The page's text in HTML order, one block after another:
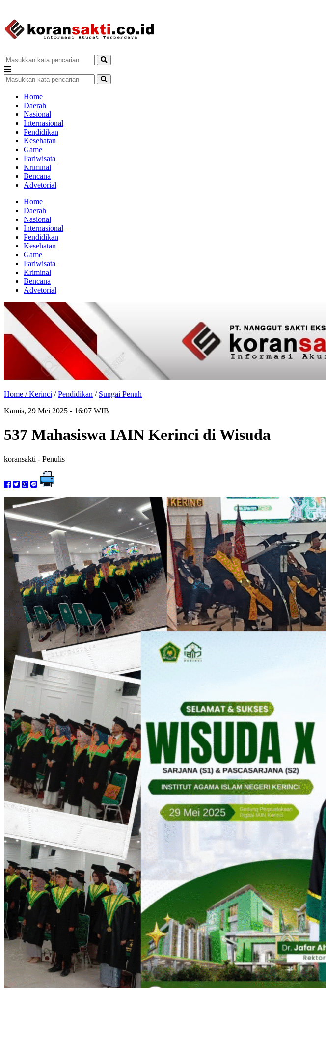
Home
Daerah
Nasional
Internasional
Pendidikan
Kesehatan
Game
Pariwisata
Kriminal
Bencana
Advetorial
Home
Daerah
Nasional
Internasional
Pendidikan
Kesehatan
Game
Pariwisata
Kriminal
Bencana
Advetorial
Home /Kerinci /Pendidikan / Sungai Penuh
Kamis, 29 Mei 2025 - 16:07 WIB
537 Mahasiswa IAIN Kerinci di Wisuda
koransakti - Penulis